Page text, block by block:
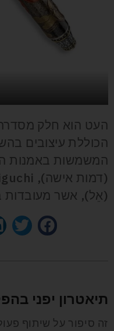
העט הוא חלק
הכוללת עיצובים
(אֵל), אשר מעובדות בזהב 18 קראט
תיאטרון יפני
זה סיפור על שיתוף